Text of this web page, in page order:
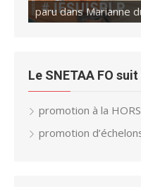
paru dans Marianne
Le SNETAA FO
promotion à la HORS
promotion